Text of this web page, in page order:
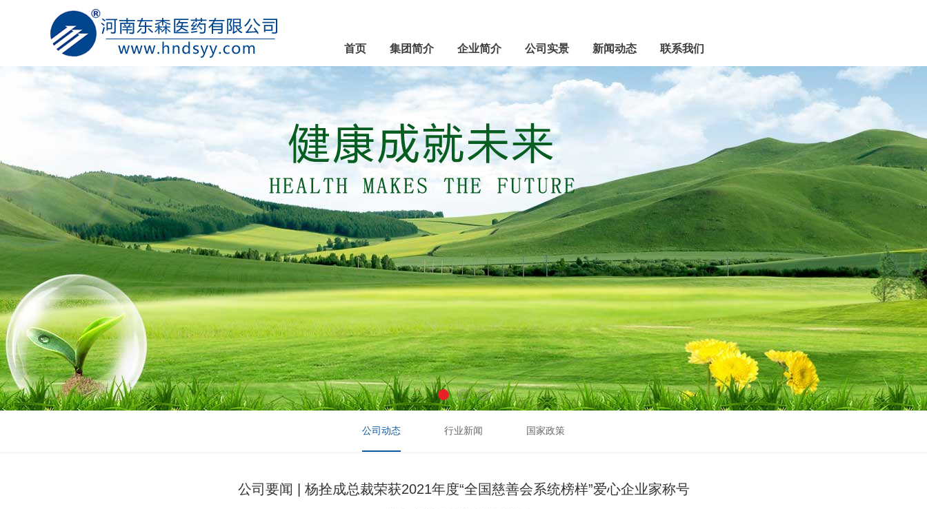
首页 集团简介 企业简介 公司实景 新闻动态 联系我们
公司动态 行业新闻 国家政策
公司要闻 | 杨拴成总裁荣获2021年度“全国慈善会系统榜样”爱心企业家称号